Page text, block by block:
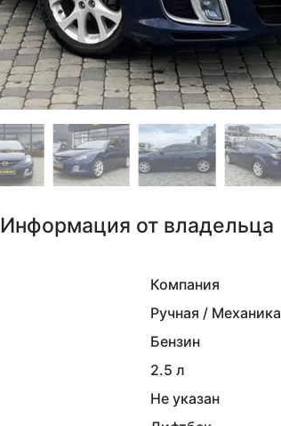
Информация от владельца
Компания
Ручная / Механика
Бензин
2.5 л
Не указан